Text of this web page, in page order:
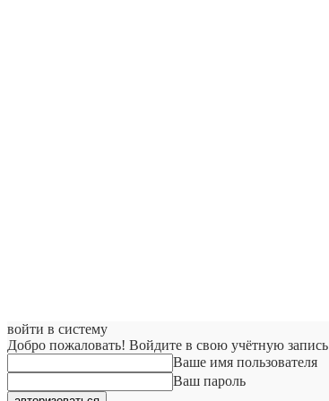
войти в систему
Добро пожаловать! Войдите в свою учётную запись
Ваше имя пользователя
Ваш пароль